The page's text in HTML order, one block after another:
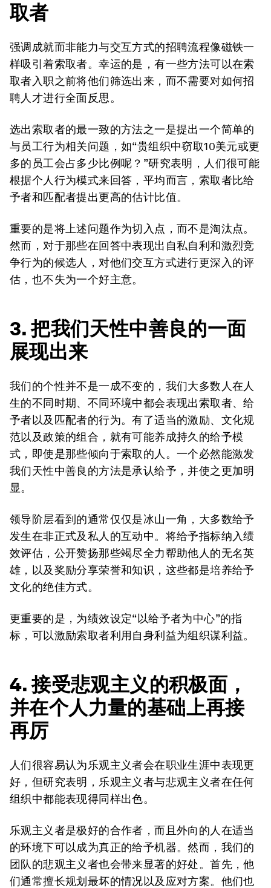
取者
强调成就而非能力与交互方式的招聘流程像磁铁一
样吸引着索取者。幸运的是，有一些方法可以在索
取者入职之前将他们筛选出来，而不需要对如何招
聘人才进行全面反思。
选出索取者的最一致的方法之一是提出一个简单的
与员工行为相关问题，如“贵组织中窃取10美元或更
多的员工会占多少比例呢？”研究表明，人们很可能
根据个人行为模式来回答，平均而言，索取者比给
予者和匹配者提出更高的估计比值。
重要的是将上述问题作为切入点，而不是淘汰点。
然而，对于那些在回答中表现出自私自利和激烈竞
争行为的候选人，对他们交互方式进行更深入的评
估，也不失为一个好主意。
3. 把我们天性中善良的一面
展现出来
我们的个性并不是一成不变的，我们大多数人在人
生的不同时期、不同环境中都会表现出索取者、给
予者以及匹配者的行为。有了适当的激励、文化规
范以及政策的组合，就有可能养成持久的给予模
式，即使是那些倾向于索取的人。一个必然能激发
我们天性中善良的方法是承认给予，并使之更加明
显。
领导阶层看到的通常仅仅是冰山一角，大多数给予
发生在非正式及私人的互动中。将给予指标纳入绩
效评估，公开赞扬那些竭尽全力帮助他人的无名英
雄，以及奖励分享荣誉和知识，这些都是培养给予
文化的绝佳方式。
更重要的是，为绩效设定“以给予者为中心”的指
标，可以激励索取者利用自身利益为组织谋利益。
4. 接受悲观主义的积极面，
并在个人力量的基础上再接
再厉
人们很容易认为乐观主义者会在职业生涯中表现更
好，但研究表明，乐观主义者与悲观主义者在任何
组织中都能表现得同样出色。
乐观主义者是极好的合作者，而且外向的人在适当
的环境下可以成为真正的给予机器。然而，我们的
团队的悲观主义者也会带来显著的好处。首先，他
们通常擅长规划最坏的情况以及应对方案。他们也